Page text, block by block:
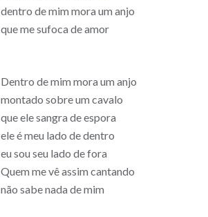
dentro de mim mora um anjo
que me sufoca de amor
Dentro de mim mora um anjo
montado sobre um cavalo
que ele sangra de espora
ele é meu lado de dentro
eu sou seu lado de fora
Quem me vê assim cantando
não sabe nada de mim